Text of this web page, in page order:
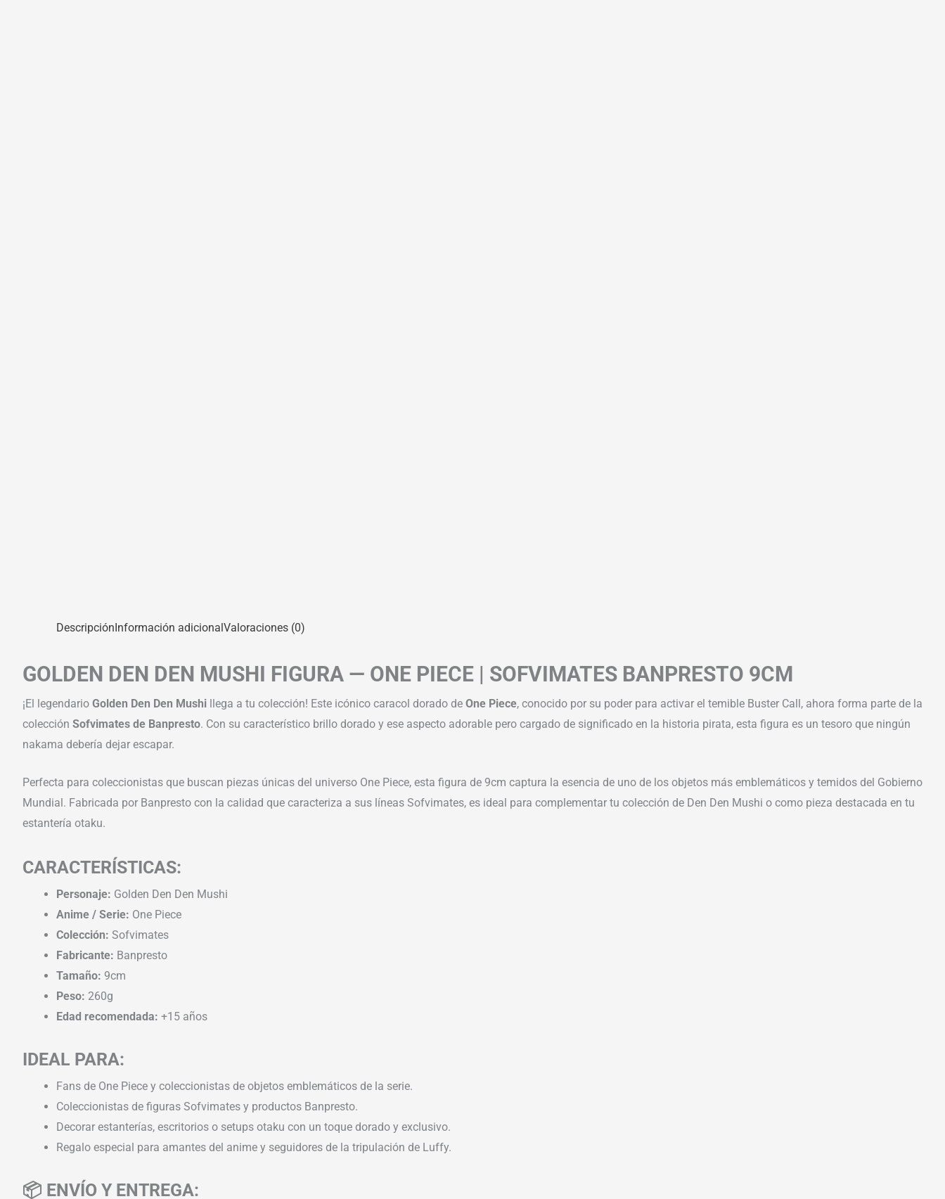
DescripciónInformación adicionalValoraciones (0)
GOLDEN DEN DEN MUSHI FIGURA — ONE PIECE | SOFVIMATES BANPRESTO 9CM
¡El legendario Golden Den Den Mushi llega a tu colección! Este icónico caracol dorado de One Piece, conocido por su poder para activar el temible Buster Call, ahora forma parte de la
colección Sofvimates de Banpresto. Con su característico brillo dorado y ese aspecto adorable pero cargado de significado en la historia pirata, esta figura es un tesoro que ningún
nakama debería dejar escapar.
Perfecta para coleccionistas que buscan piezas únicas del universo One Piece, esta figura de 9cm captura la esencia de uno de los objetos más emblemáticos y temidos del Gobierno
Mundial. Fabricada por Banpresto con la calidad que caracteriza a sus líneas Sofvimates, es ideal para complementar tu colección de Den Den Mushi o como pieza destacada en tu
estantería otaku.
CARACTERÍSTICAS:
Personaje: Golden Den Den Mushi
Anime / Serie: One Piece
Colección: Sofvimates
Fabricante: Banpresto
Tamaño: 9cm
Peso: 260g
Edad recomendada: +15 años
IDEAL PARA:
Fans de One Piece y coleccionistas de objetos emblemáticos de la serie.
Coleccionistas de figuras Sofvimates y productos Banpresto.
Decorar estanterías, escritorios o setups otaku con un toque dorado y exclusivo.
Regalo especial para amantes del anime y seguidores de la tripulación de Luffy.
📦 ENVÍO Y ENTREGA: